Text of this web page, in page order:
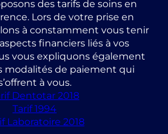
des tarifs de soins en
Lors de votre prise en
à constamment vous tenir
financiers liés à vos
vous expliquons également
modalités de paiement qui
à vous.
Dentotar 2018
Tarif 1994
Laboratoire 2018